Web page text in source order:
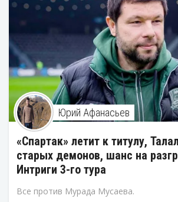
Юрий Афанасьев
«Спартак» летит к титулу,
старых демонов, шанс на
Интриги 3-го тура
Все против Мурада Мусаева.